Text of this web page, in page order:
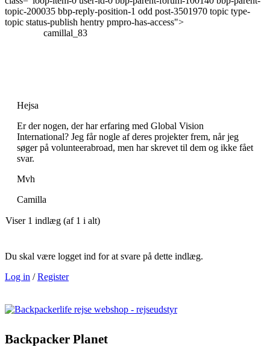
topic-200035 bbp-reply-position-1 odd post-3501970 topic type-
topic status-publish hentry pmpro-has-access">
camillal_83
Hejsa
Er der nogen, der har erfaring med Global Vision
International? Jeg får nogle af deres projekter frem, når jeg
søger på volunteerabroad, men har skrevet til dem og ikke fået
svar.
Mvh
Camilla
Viser 1 indlæg (af 1 i alt)
Du skal være logget ind for at svare på dette indlæg.
Log in /Register
Backpacker Planet